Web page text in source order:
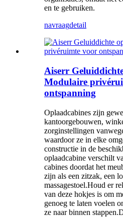
en te gebruiken.
navraagdetail
Aiserr
Modulaire
ontspanning
Oplaadcabines zijn
kantoorgebouwen,
zorginstellingen
waardoor ze in elke
constructie in de
oplaadcabine verschilt
cabines doordat het
zijn als een zitzak, een
massagestoel.Houd er
van deze hokjes is om
genoeg te laten voelen
ze naar binnen